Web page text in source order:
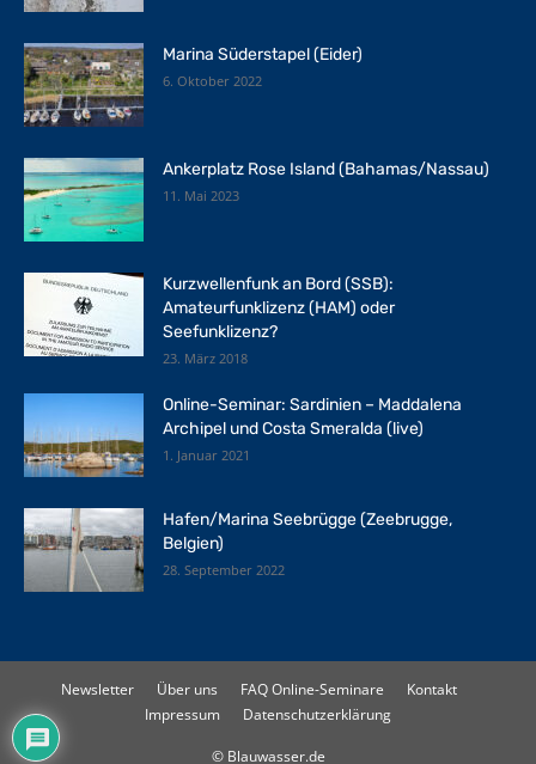
Marina Süderstapel (Eider)
6. Oktober 2022
Ankerplatz Rose Island (Bahamas/Nassau)
11. Mai 2023
Kurzwellenfunk an Bord (SSB):
Amateurfunklizenz (HAM) oder
Seefunklizenz?
23. März 2018
Online-Seminar: Sardinien – Maddalena
Archipel und Costa Smeralda (live)
1. Januar 2021
Hafen/Marina Seebrügge (Zeebrugge,
Belgien)
28. September 2022
Newsletter Über uns FAQ Online-Seminare
Kontakt
Impressum
Datenschutzerklärung
© Blauwasser.de